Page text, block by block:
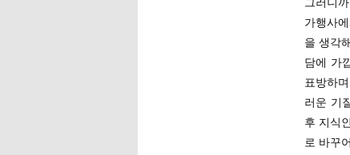
가행사
을 생각
담에 가
표방하
러운 기
후 지식
로 바꾸